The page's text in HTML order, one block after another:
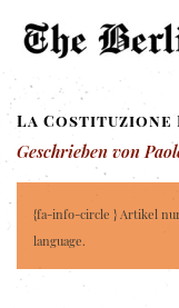
La Costituzione
Geschrieben von
{fa-info-circle } Artikel
language.